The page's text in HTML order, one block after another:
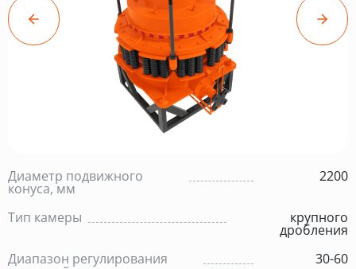
Диаметр подвижного
конуса, мм
2200
Тип камеры крупного
дробления
Диапазон регулирования
30-60